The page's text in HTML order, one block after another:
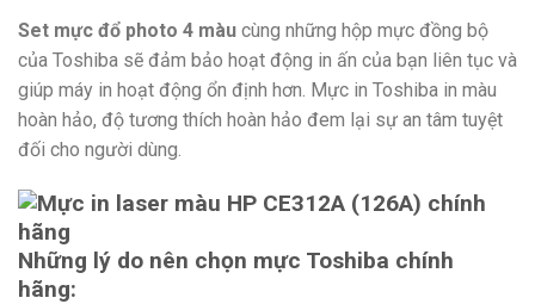
Set mực đổ photo 4 màu cùng những hộp mực đồng bộ
của Toshiba sẽ đảm bảo hoạt động in ấn của bạn liên tục và
giúp máy in hoạt động ổn định hơn. Mực in Toshiba in màu
hoàn hảo, độ tương thích hoàn hảo đem lại sự an tâm tuyệt
đối cho người dùng.
Những lý do nên chọn mực Toshiba chính
hãng: